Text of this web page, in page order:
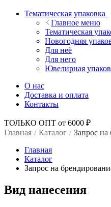
Тематическая упаковка
Главное меню
Тематическая
Новогодняя
Для неё
Для него
Ювелирная
О нас
Доставка и оплата
Контакты
ТОЛЬКО ОПТ от 6000 ₽
Главная / Каталог / Запрос на
Главная
Каталог
Запрос на
Вид нанесения